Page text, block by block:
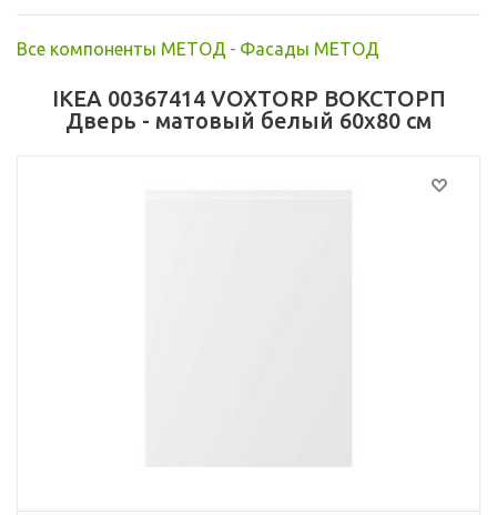
Все компоненты МЕТОД - Фасады МЕТОД
IKEA 00367414 VOXTORP ВОКСТОРП
Дверь - матовый белый 60x80 см